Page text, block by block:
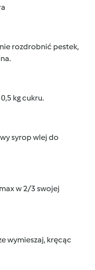
rozdrobnić pestek,
kg cukru.
syrop wlej do
w 2/3 swojej
wymieszaj, kręcąc